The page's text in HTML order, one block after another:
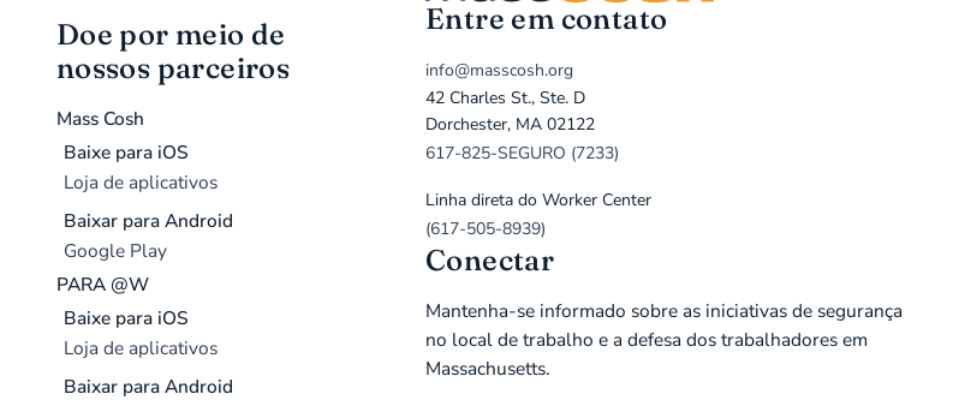
Doe por meio de
nossos parceiros
Mass Cosh
Baixe para iOS
Loja de aplicativos
Baixar para Android
Google Play
PARA @W
Baixe para iOS
Loja de aplicativos
Baixar para Android
Entre em contato
info@masscosh.org
42 Charles St., Ste. D
Dorchester, MA 02122
617-825-SEGURO (7233)
Linha direta do Worker Center
(617-505-8939)
Conectar
Mantenha-se informado sobre as iniciativas de segurança
no local de trabalho e a defesa dos trabalhadores em
Massachusetts.